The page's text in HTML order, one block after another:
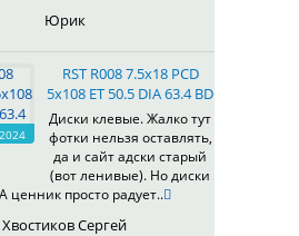
Юрик
RST R008 7.5x18 PCD
5x108 ET 50.5 DIA 63.4 BD
Диски клевые. Жалко тут
фотки нельзя оставлять,
да и сайт адски старый
(вот ленивые). Но диски
ценник просто радует..
Хвостиков Сергей